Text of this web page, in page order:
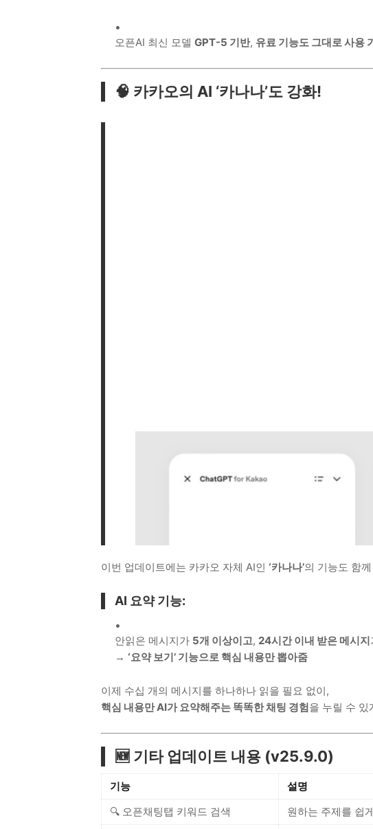
오픈AI 최신 모델 GPT-5 기반, 유료 기능도 그대로 사용
🧠 카카오의 AI ‘카나나’도 강화!
이번 업데이트에는 카카오 자체 AI인 ‘카나나’의 기능도 함
AI 요약 기능:
안읽은 메시지가 5개 이상이고, 24시간 이내 받은 메시지
→ ‘요약 보기’ 기능으로 핵심 내용만 뽑아줌
이제 수십 개의 메시지를 하나하나 읽을 필요 없이,
핵심 내용만 AI가 요약해주는 똑똑한 채팅 경험을 누릴 수 있
🆕 기타 업데이트 내용 (v25.9.0)
기능
설명
🔍 오픈채팅탭 키워드 검색
원하는 주제를 쉽